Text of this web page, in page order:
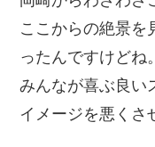
ここからの絶景を
ったんですけどね。
みんなが喜ぶ良い
イメージを悪くさ